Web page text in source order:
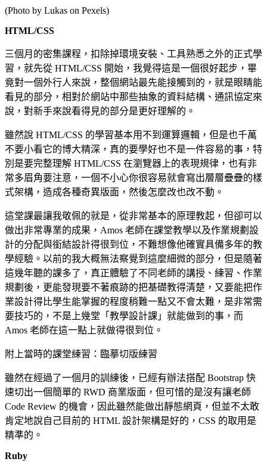
(Photo by Lukas on Pexels)
HTML/CSS
三個月的密集課程，扣除掉環境安裝、工具熟悉之外的正式學
習，就先從 HTML/CSS 開始，我覺得這是一個很好起步，畢
竟對一個外行人來說，整個網站最先能接觸到的，就是眼睛能
看見的部分，相對於網站中那些抽象的資料結構、通訊協定來
說，對新手來說看得見的部分是更好理解的。
雖然說 HTML/CSS 的學習基本用不到運算邏輯，但是也千萬
不要小看它的博大精深，真的要學好也不是一件容易的事，特
別是要完整理解 HTML/CSS 在瀏覽器上的表現規律，也有非
常多眉角要注意，一個不小心你很容易就會寫出層層疊疊的樣
式架構，造成各種奇異版面，然後怎麼改也改不動。
這堂課最讓我敬佩的就是，從非常基本的原理教起，但卻可以
做出非常專業的成果，Amos 老師在課堂教學以及作業規劃設
計的分配與銜結設計得很到位，不難想像他確實具備多年的教
學經驗。以前的我大概無法察覺到這麼細微的部分，但是隨著
這幾年聽的課多了，真正體驗了不同老師的講授、練習、作業
規劃後，更能發現要不著痕跡的把基礎教得清楚，又要能把作
業設計得比學生能掌握的程度稍難一點又不會太難，是非常需
要技巧的，不是上幾堂「教學設計課」就能做到的事，而
Amos 老師在這一點上就做得很到位。
附上當時的課堂練習： 臨摹切版練習
雖然在經過了一個月的訓練後，已經有辦法搭配 Bootstrap 快
速切出一個簡單的 RWD 商業版面，但可惜的是沒有讓老師
Code Review 的機會，因此雖然能做出靜態網頁，但並不太敢
肯定地說自己目前的 HTML 設計架構是好的，CSS 的取用是
精準的。
Ruby